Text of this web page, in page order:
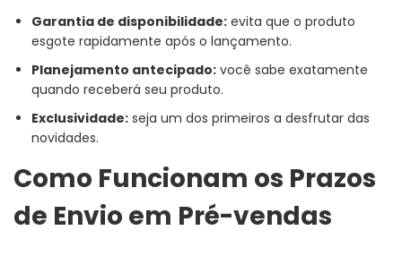
Garantia de disponibilidade: evita que o produto
esgote rapidamente após o lançamento.
Planejamento antecipado: você sabe exatamente
quando receberá seu produto.
Exclusividade: seja um dos primeiros a desfrutar das
novidades.
Como Funcionam os Prazos
de Envio em Pré-vendas